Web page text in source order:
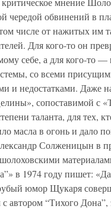
чередой обвинений в
числе от нажитых им
Для кого-то он
себе, а для кого-то —
со всеми
и недостатками. Даже
сопоставимой с
таланта, для тех,
масла в огонь и дало
Солженицын в
в 1974 году пишет:
юмор Щукаря
автором “Тихого Дона”,